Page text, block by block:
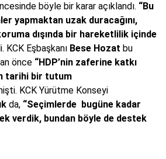
böyle bir karar açıklandı. “Bu
yapmaktan uzak duracağını,
dışında bir hareketlilik içinde
KCK Eşbaşkanı Bese Hozat bu
önce “HDP’nin zaferine katkı
tarihi bir tutum
KCK Yürütme Konseyi
da, “Seçimlerde bugüne kadar
verdik, bundan böyle de destek